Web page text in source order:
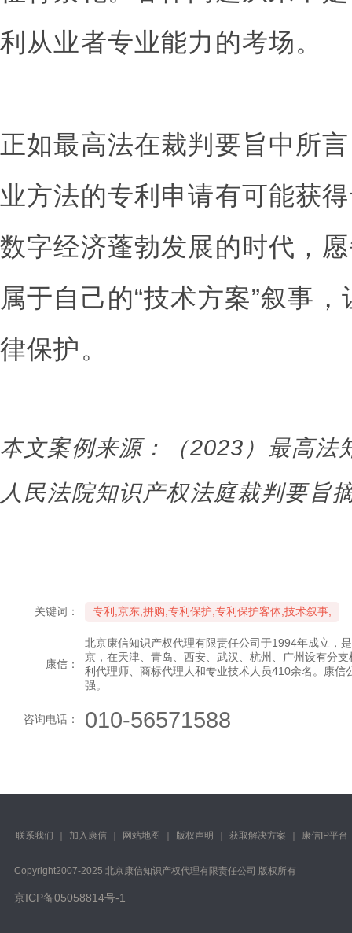
利从业者专业能力的考场。
正如最高法在裁判要旨中所
业方法的专利申请有可能获
数字经济蓬勃发展的时代，
属于自己的“技术方案”叙事
律保护。
本文案例来源：（2023）最高法
人民法院知识产权法庭裁判要旨
关键词： 专利;京东;拼购;专利保护;专利保护客体;技术叙事;
康信：
北京康信知识产权代理有限责任公司于1994年成立，
京，在天津、青岛、西安、武汉、杭州、广州设有分
利代理师、商标代理人和专业技术人员410余名。康
强。
咨询电话： 010-56571588
联系我们 加入康信 网站地图 版权声明 获取解决方案 康信IP平台
Copyright️2007-2025 北京康信知识产权代理有限责任公司 版权所有
京ICP备05058814号-1